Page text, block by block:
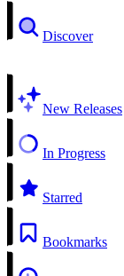
Discover
New Releases
In Progress
Starred
Bookmarks